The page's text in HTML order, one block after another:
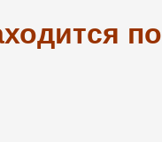
по